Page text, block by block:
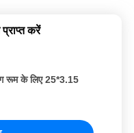
करें
रूम के लिए 25*3.15